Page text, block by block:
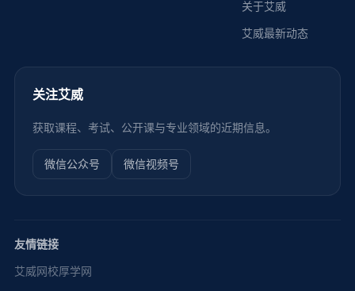
关于艾威
艾威最新动态
关注艾威
获取课程、考试、公开课与专业领域的近期信息。
微信公众号 微信视频号
友情链接
艾威网校厚学网